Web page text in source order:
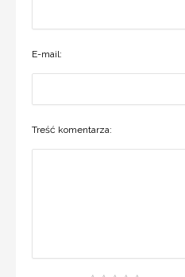
E-mail:
Treść komentarza: